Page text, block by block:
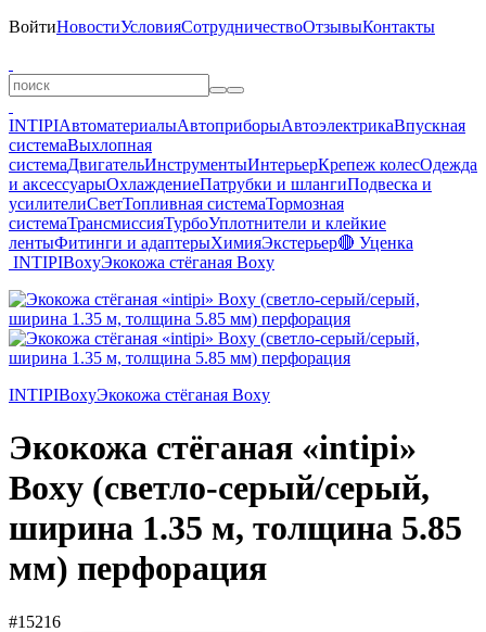
ВойтиНовостиУсловияСотрудничествоОтзывыКонтакты
INTIPIАвтоматериалыАвтоприборыАвтоэлектрикаВпускная
системаВыхлопная
системаДвигательИнструментыИнтерьерКрепеж колесОдежда
и аксессуарыОхлаждениеПатрубки и шлангиПодвеска и
усилителиСветТопливная системаТормозная
системаТрансмиссияТурбоУплотнители и клейкие
лентыФитинги и адаптерыХимияЭкстерьер🔴 Уценка
INTIPIBoxyЭкокожа стёганая Boxy
INTIPIBoxyЭкокожа стёганая Boxy
Экокожа стёганая «intipi»
Boxy (светло-серый/серый,
ширина 1.35 м, толщина 5.85
мм) перфорация
#15216